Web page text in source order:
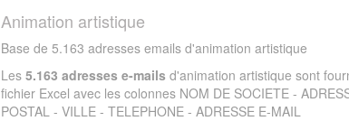
Animation artistique
Base de 5.163 adresses emails d'animation artistique
Les 5.163 adresses e-mails d'animation artistique sont
fichier Excel avec les colonnes NOM DE SOCIETE -
POSTAL - VILLE - TELEPHONE - ADRESSE E-MAIL